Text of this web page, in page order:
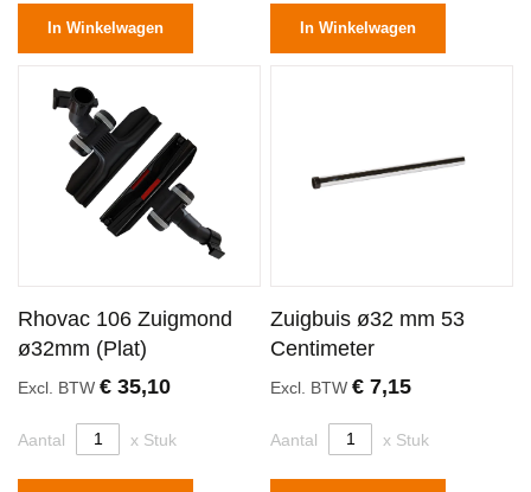
In Winkelwagen In Winkelwagen
Rhovac 106 Zuigmond
ø32mm (Plat)
Excl. BTW € 35,10
Aantal x Stuk
Zuigbuis ø32 mm 53
Centimeter
Excl. BTW€ 7,15
Aantal x Stuk